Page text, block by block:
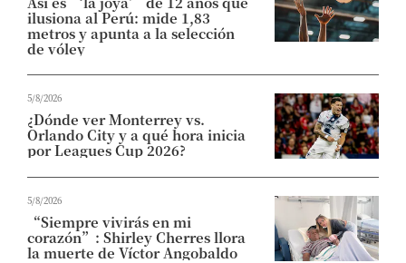
ilusiona al Perú: mide 1,83
metros y apunta a la selección
de vóley
5/8/2026
¿Dónde ver Monterrey vs.
Orlando City y a qué hora inicia
por Leagues Cup 2026?
5/8/2026
“Siempre vivirás en mi
corazón”: Shirley Cherres llora
la muerte de Víctor Angobaldo